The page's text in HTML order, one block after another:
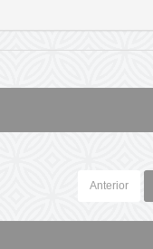
Anterior